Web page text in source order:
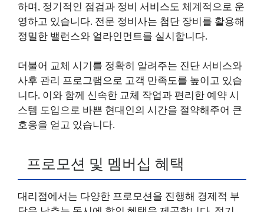
하며, 정기적인 점검과 정비 서비스도 체계적으로 운
영하고 있습니다. 전문 정비사는 첨단 장비를 활용해
정밀한 밸런스와 얼라인먼트를 실시합니다.
더불어 교체 시기를 정확히 알려주는 진단 서비스와
사후 관리 프로그램으로 고객 만족도를 높이고 있습
니다. 이와 함께 신속한 교체 작업과 편리한 예약 시
스템 도입으로 바쁜 현대인의 시간을 절약해주어 큰
호응을 얻고 있습니다.
프로모션 및 멤버십 혜택
대리점에서는 다양한 프로모션을 진행해 경제적 부